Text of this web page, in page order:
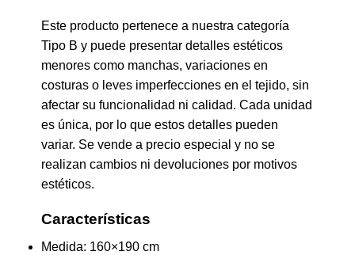
Este producto pertenece a nuestra categoría
Tipo B y puede presentar detalles estéticos
menores como manchas, variaciones en
costuras o leves imperfecciones en el tejido, sin
afectar su funcionalidad ni calidad. Cada unidad
es única, por lo que estos detalles pueden
variar. Se vende a precio especial y no se
realizan cambios ni devoluciones por motivos
estéticos.
Características
Medida: 160×190 cm